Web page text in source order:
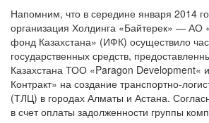
Напомним, что в середине января 2014
организация Холдинга «Байтерек» — АО
фонд Казахстана» (ИФК) осуществило
государственных средств,
Казахстана ТОО «Paragon Development«
Контракт» на создание транспортно-
(ТЛЦ) в городах Алматы и Астана.
в счет оплаты задолженности группы